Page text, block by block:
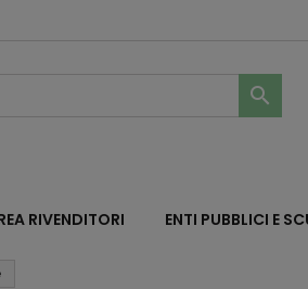

RIVENDITORI ENTI PUBBLICI E